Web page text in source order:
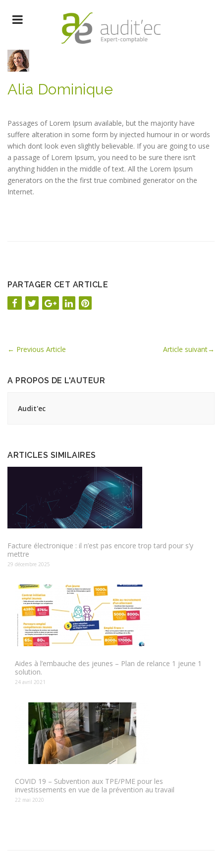
Alia Dominique
Passages of Lorem Ipsum available, but the majority have
suffere alteration in some form by injected humour in or words
which dont look even slightly believable. If you are going to use
a passage of Lorem Ipsum, you need to be sure there isn’t
anything hidden in the middle of text. All the Lorem Ipsum
generators on the the first true combined generator on the
Internet.
PARTAGER CET ARTICLE
← Previous Article Article suivant→
A PROPOS DE L'AUTEUR
Audit'ec
ARTICLES SIMILAIRES
Facture électronique : il n’est pas encore trop tard pour s’y
mettre
29 décembre 2025
Aides à l’embauche des jeunes – Plan de relance 1 jeune 1
solution.
24 avril 2021
COVID 19 – Subvention aux TPE/PME pour les
investissements en vue de la prévention au travail
22 mai 2020